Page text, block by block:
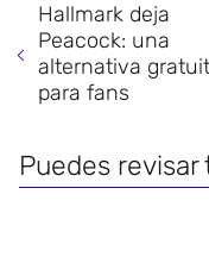
Hallmark deja
Peacock: una
alternativa
para fans
Puedes revisar